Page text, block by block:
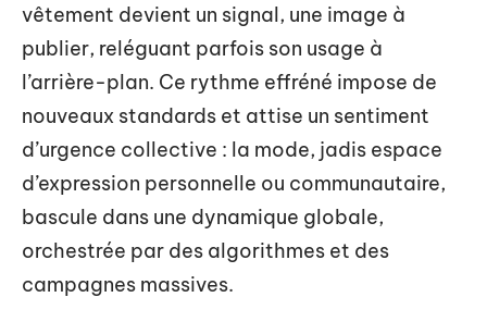
vêtement devient un signal, une image à
publier, reléguant parfois son usage à
l’arrière-plan. Ce rythme effréné impose de
nouveaux standards et attise un sentiment
d’urgence collective : la mode, jadis espace
d’expression personnelle ou communautaire,
bascule dans une dynamique globale,
orchestrée par des algorithmes et des
campagnes massives.